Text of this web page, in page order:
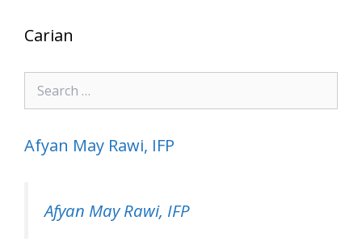
Carian
Search
for:
Afyan May Rawi, IFP
Afyan May Rawi, IFP